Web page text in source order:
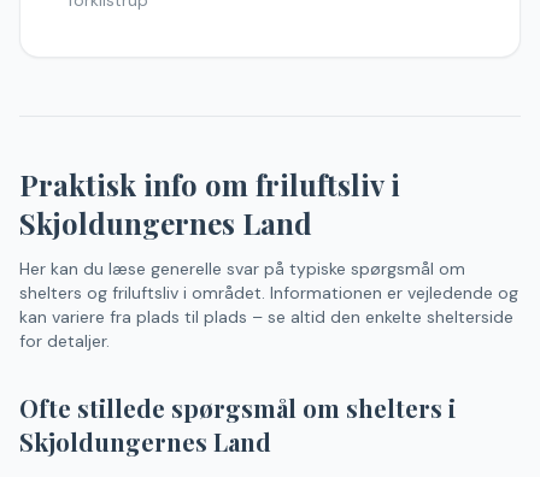
Praktisk info om friluftslivi
Skjoldungernes Land
Her kan du læse generelle svar på typiske spørgsmål om
shelters og friluftsliv i området. Informationen er vejledende og
kan variere fra plads til plads – se altid den enkelte shelterside
for detaljer.
Ofte stillede spørgsmål om shelters i
Skjoldungernes Land